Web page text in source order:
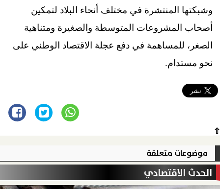
وشبكتها المنتشرة في مختلف أنحاء البلاد لتمكين
أصحاب المشروعات المتوسطة والصغيرة ومتناهية
الصغر، للمساهمة في دفع عجلة الاقتصاد الوطني على
نحو مستدام.
⇧
موضوعات متعلقة
الحدث الاقتصادي